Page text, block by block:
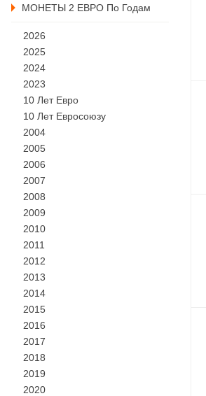
МОНЕТЫ 2 ЕВРО По Годам
2026
2025
2024
2023
10 Лет Евро
10 Лет Евросоюзу
2004
2005
2006
2007
2008
2009
2010
2011
2012
2013
2014
2015
2016
2017
2018
2019
2020